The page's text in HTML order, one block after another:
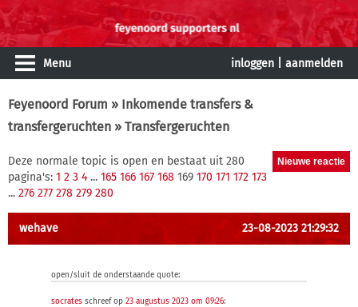
Menu inloggen aanmelden
Feyenoord Forum » Inkomende transfers &
transfergeruchten » Transfergeruchten
Deze normale topic is open en bestaat uit 280
pagina's: 1 2 3 4 ... 165 166 167 168 169 170 171 172 173
... 276 277 278 279 280
wehave 23-08-2023 21:29:32
open/sluit de onderstaande quote:
socrates schreef op 23 augustus 2023 om 09:26: